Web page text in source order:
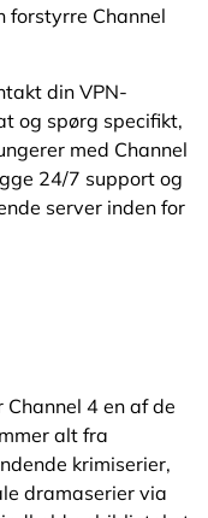
forstyrre Channel
din VPN-
og spørg specifikt,
med Channel
24/7 support og
server inden for
4 en af de
alt fra
krimiserier,
dramaserier via